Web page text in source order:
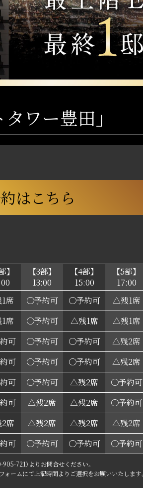
タワー豊田」
はこちら
】
【3部】
13:00
【4部】
15:00
【5部】
17:00
席 〇予約可 〇予約可 △残1席
席 〇予約可 △残1席 △残1席
可 〇予約可 〇予約可 △残2席
可 〇予約可 〇予約可 △残2席
可 〇予約可 △残2席 〇予約可
可 △残2席 △残2席 〇予約可
席 △残2席 △残2席 △残2席
可 〇予約可 〇予約可 〇予約可
721）よりお問合せください。
ームにて上記時間よりご選択をお願いいたします。